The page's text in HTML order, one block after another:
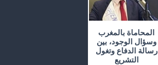
المحاماة بالمغرب
وسؤال الوجود، بين
رسالة الدفاع وتغول
التشريع